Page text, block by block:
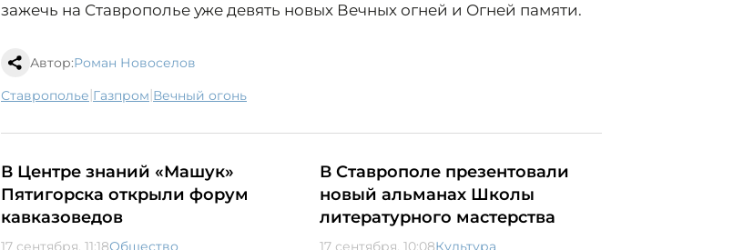
зажечь на Ставрополье уже девять новых Вечных огней и Огней памяти.
Автор:Роман Новоселов
Ставрополье| Газпром| Вечный огонь
В Центре знаний «Машук»
Пятигорска открыли форум
кавказоведов
В Ставрополе презентовали
новый альманах Школы
литературного мастерства